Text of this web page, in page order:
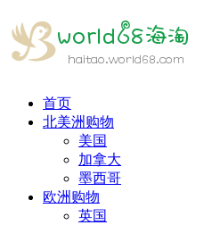
首页
北美洲购物
美国
加拿大
墨西哥
欧洲购物
英国